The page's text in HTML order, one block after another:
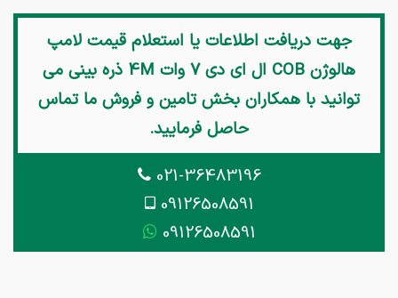
جهت دریافت اطلاعات یا استعلام قیمتلامپ
هالوژن COB ال ای دی 7 وات 4M ذره بینی
می
توانید با همکاران بخش تامین و فروش ما تماس
حاصل فرمایید.
021-36483196
09126508591
09126508591